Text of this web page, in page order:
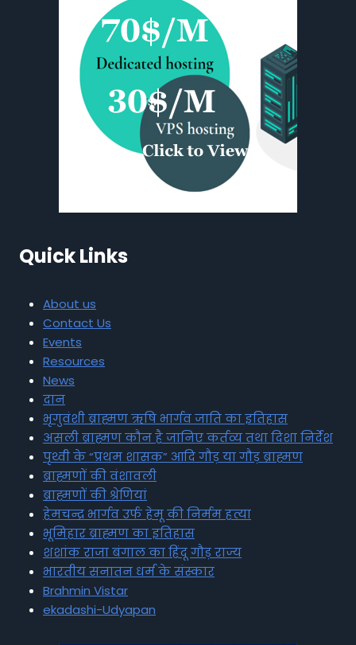
Quick Links
About us
Contact Us
Events
Resources
News
दान
भृगुवंशी ब्राह्मण ऋषि भार्गव जाति का इतिहास
असली ब्राह्मण कौन है जानिए कर्तव्य तथा दिशा निर्देश
पृथ्वी के “प्रथम शासक” आदि गौड़ या गौड़ ब्राह्मण
ब्राह्मणों की वंशावली
ब्राह्मणों की श्रेणियां
हेमचन्द्र भार्गव उर्फ हेमू की निर्मम हत्या
भूमिहार ब्राह्मण का इतिहास
शशांक राजा बंगाल का हिंदू गौड़ राज्य
भारतीय सनातन धर्म के संस्कार
Brahmin Vistar
ekadashi-Udyapan